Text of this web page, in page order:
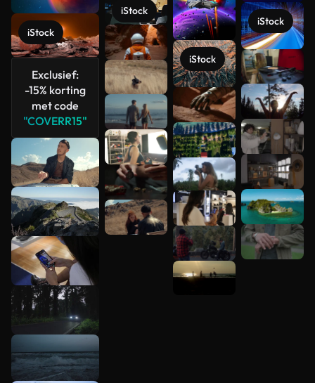
iStock
Exclusief:
-15% korting
met code
"COVERR15"
iStock
iStock
iStock
Meer
bekijken